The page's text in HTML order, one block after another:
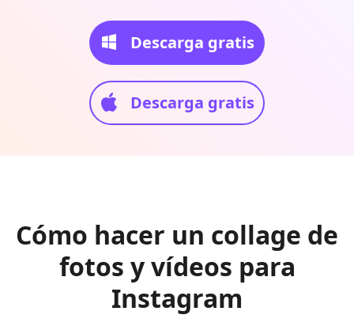
Descarga gratis
Descarga gratis
Cómo hacer un collage de
fotos y vídeos para
Instagram